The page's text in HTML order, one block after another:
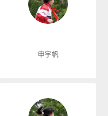
申宇帆